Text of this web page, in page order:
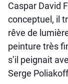
Caspar David
conceptuel, il
rêve de
peinture très
s’il peignait
Serge